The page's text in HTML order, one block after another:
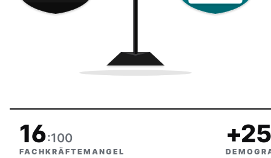
16:100
FACHKRÄFTEMANGEL
+25